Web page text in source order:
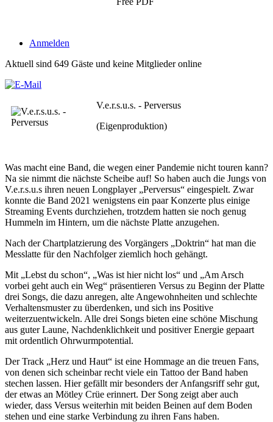
Anmelden
Aktuell sind 649 Gäste und keine Mitglieder online
V.e.r.s.u.s. - Perversus
(Eigenproduktion)
Was macht eine Band, die wegen einer Pandemie nicht touren kann?
Na sie nimmt die nächste Scheibe auf! So haben auch die Jungs von
V.e.r.s.u.s ihren neuen Longplayer „Perversus“ eingespielt. Zwar
konnte die Band 2021 wenigstens ein paar Konzerte plus einige
Streaming Events durchziehen, trotzdem hatten sie noch genug
Hummeln im Hintern, um die nächste Platte anzugehen.
Nach der Chartplatzierung des Vorgängers „Doktrin“ hat man die
Messlatte für den Nachfolger ziemlich hoch gehängt.
Mit „Lebst du schon“, „Was ist hier nicht los“ und „Am Arsch
vorbei geht auch ein Weg“ präsentieren Versus zu Beginn der Platte
drei Songs, die dazu anregen, alte Angewohnheiten und schlechte
Verhaltensmuster zu überdenken, und sich ins Positive
weiterzuentwickeln. Alle drei Songs bieten eine schöne Mischung
aus guter Laune, Nachdenklichkeit und positiver Energie gepaart
mit ordentlich Ohrwurmpotential.
Der Track „Herz und Haut“ ist eine Hommage an die treuen Fans,
von denen sich scheinbar recht viele ein Tattoo der Band haben
stechen lassen. Hier gefällt mir besonders der Anfangsriff sehr gut,
der etwas an Mötley Crüe erinnert. Der Song zeigt aber auch
wieder, dass Versus weiterhin mit beiden Beinen auf dem Boden
stehen und eine starke Verbindung zu ihren Fans haben.